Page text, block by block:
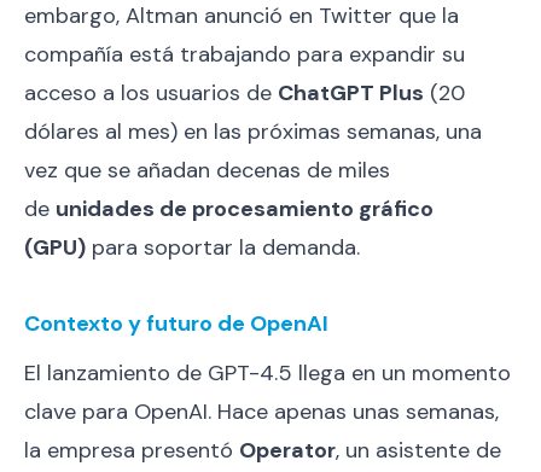
embargo, Altman anunció en Twitter que la
compañía está trabajando para expandir su
acceso a los usuarios de ChatGPT Plus (20
dólares al mes) en las próximas semanas, una
vez que se añadan decenas de miles
de unidades de procesamiento gráfico
(GPU) para soportar la demanda.
Contexto y futuro de OpenAI
El lanzamiento de GPT-4.5 llega en un momento
clave para OpenAI. Hace apenas unas semanas,
la empresa presentó Operator, un asistente de